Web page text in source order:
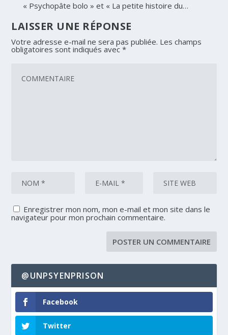
« Psychopâte bolo » et « La petite histoire du…
LAISSER UNE RÉPONSE
Votre adresse e-mail ne sera pas publiée. Les champs
obligatoires sont indiqués avec*
Enregistrer mon nom, mon e-mail et mon site dans le
navigateur pour mon prochain commentaire.
@UNPSYENPRISON
Facebook
Twitter